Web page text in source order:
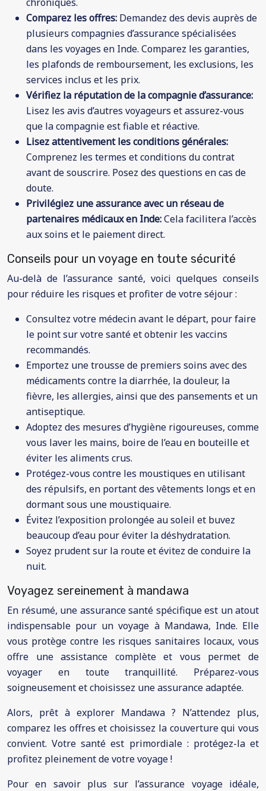
Comparez les offres: Demandez des devis auprès de
plusieurs compagnies d’assurance spécialisées
dans les voyages en Inde. Comparez les garanties,
les plafonds de remboursement, les exclusions, les
services inclus et les prix.
Vérifiez la réputation de la compagnie d’assurance:
Lisez les avis d’autres voyageurs et assurez-vous
que la compagnie est fiable et réactive.
Lisez attentivement les conditions générales:
Comprenez les termes et conditions du contrat
avant de souscrire. Posez des questions en cas de
doute.
Privilégiez une assurance avec un réseau de
partenaires médicaux en Inde:Cela facilitera l’accès
aux soins et le paiement direct.
Conseils pour un voyage en toute sécurité
Au-delà de l’assurance santé, voici quelques conseils
pour réduire les risques et profiter de votre séjour :
Consultez votre médecin avant le départ, pour faire
le point sur votre santé et obtenir les vaccins
recommandés.
Emportez une trousse de premiers soins avec des
médicaments contre la diarrhée, la douleur, la
fièvre, les allergies, ainsi que des pansements et un
antiseptique.
Adoptez des mesures d’hygiène rigoureuses, comme
vous laver les mains, boire de l’eau en bouteille et
éviter les aliments crus.
Protégez-vous contre les moustiques en utilisant
des répulsifs, en portant des vêtements longs et en
dormant sous une moustiquaire.
Évitez l’exposition prolongée au soleil et buvez
beaucoup d’eau pour éviter la déshydratation.
Soyez prudent sur la route et évitez de conduire la
nuit.
Voyagez sereinement à mandawa
En résumé, une assurance santé spécifique est un atout
indispensable pour un voyage à Mandawa, Inde. Elle
vous protège contre les risques sanitaires locaux, vous
offre une assistance complète et vous permet de
voyager en toute tranquillité. Préparez-vous
soigneusement et choisissez une assurance adaptée.
Alors, prêt à explorer Mandawa ? N’attendez plus,
comparez les offres et choisissez la couverture qui vous
convient. Votre santé est primordiale : protégez-la et
profitez pleinement de votre voyage !
Pour en savoir plus sur l’assurance voyage idéale,